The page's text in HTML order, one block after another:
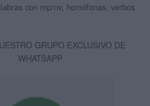
con mp/nv, homófonas, verbos
GRUPO EXCLUSIVO DE
WHATSAPP